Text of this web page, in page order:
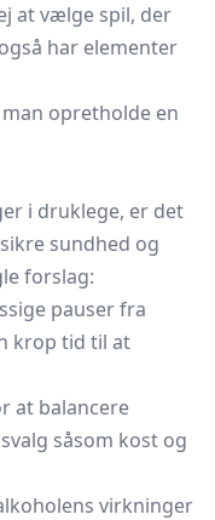
at vælge spil, der
har elementer
opretholde en
i druklege, er det
sundhed og
forslag:
pauser fra
krop tid til at
at balancere
såsom kost og
virkninger